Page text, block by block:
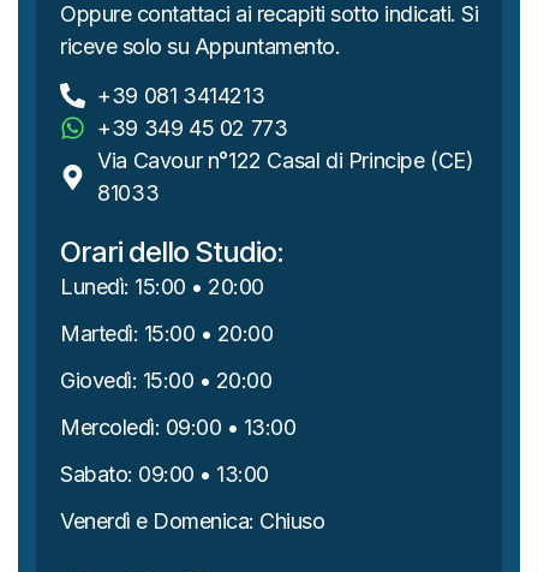
Oppure contattaci ai recapiti sotto indicati. Si
riceve solo su Appuntamento.
+39 081 3414213
+39 349 45 02 773
Via Cavour n°122 Casal di Principe (CE)
81033
Orari dello Studio:
Lunedì: 15:00 • 20:00
Martedì: 15:00 • 20:00
Giovedì: 15:00 • 20:00
Mercoledì: 09:00 • 13:00
Sabato: 09:00 • 13:00
Venerdì e Domenica: Chiuso